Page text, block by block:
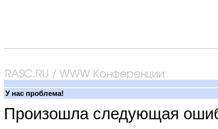
У нас проблема!
Произошла следующая